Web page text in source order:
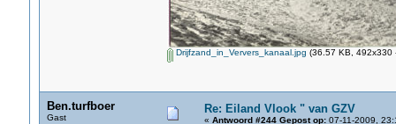
Drijfzand_in_Ververs_kanaal.jpg (36.57 KB, 492x330
Ben.turfboer
Gast
Re: Eiland Vlook " van GZV
« Antwoord #244 Gepost op:07-11-2009,